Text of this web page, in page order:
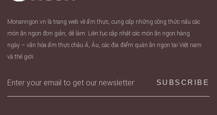
Monanngon.vn là trang web về ẩm thực, cung cấp những công thức nấu các
món ăn ngon đơn giản, dễ làm. Liên tục cập nhật các món ăn ngon hàng
ngày – văn hóa ẩm thực châu Á, Âu, các địa điểm quán ăn ngon tại Việt nam
và thế giới.